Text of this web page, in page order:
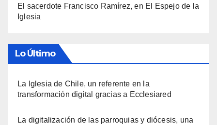
El sacerdote Francisco Ramírez, en El Espejo de la
Iglesia
Lo Último
La Iglesia de Chile, un referente en la
transformación digital gracias a Ecclesiared
La digitalización de las parroquias y diócesis, una